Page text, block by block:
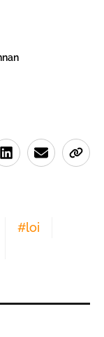
#loi